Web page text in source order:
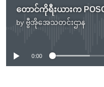
by ဗွီအိုအေသတင်းဌာန
No media
0:00